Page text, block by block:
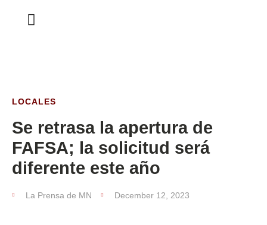
LOCALES
Se retrasa la apertura de
FAFSA; la solicitud será
diferente este año
La Prensa de MN December 12, 2023